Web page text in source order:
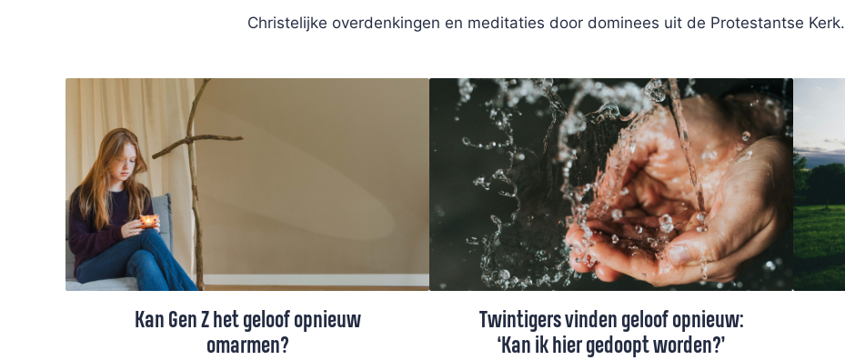
Christelijke overdenkingen en meditaties door dominees uit de Protestantse Kerk.
Kan Gen Z het geloof opnieuw
omarmen?
Twintigers vinden geloof opnieuw:
‘Kan ik hier gedoopt worden?’